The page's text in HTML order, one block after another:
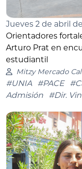
Jueves 2 de abril
Orientadores
Arturo Prat en
estudiantil
Mitzy Mercado
#UNIA #PACE
Admisión
#Dir.